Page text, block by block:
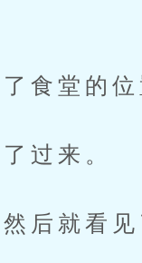
食堂的位
过来。
后就看见